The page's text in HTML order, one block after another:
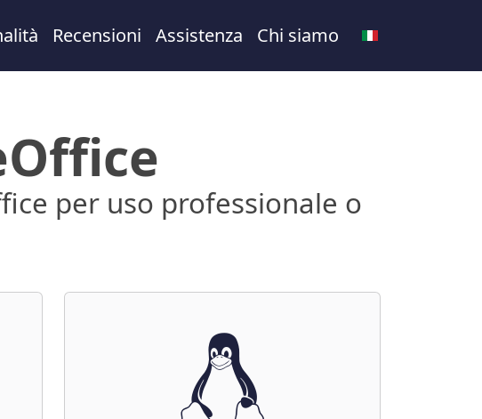
Recensioni Assistenza Chi siamo
per uso professionale o